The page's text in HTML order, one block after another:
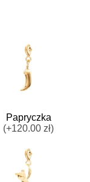
Papryczka
(+120.00 zł)